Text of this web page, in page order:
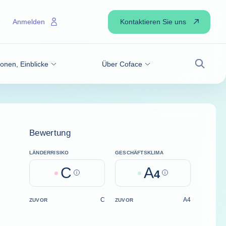
Einblicke Über Coface
Suche
Anmelden Kontaktieren Sie uns
Bewertung
LÄNDERRISIKO
C Help
GESCHÄFTSKLIMA
A4 Help
ZUVOR C ZUVOR A4